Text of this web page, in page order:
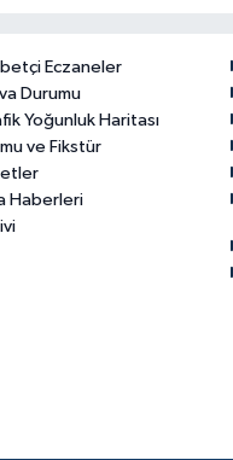
Eczaneler
Durumu
Yoğunluk Haritası
ve Fikstür
Haberleri